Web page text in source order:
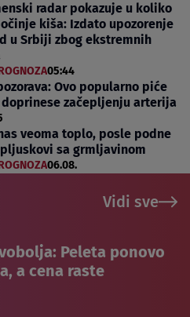
radar pokazuje u koliko
kiša: Izdato upozorenje
u Srbiji zbog ekstremnih
05:44
Ovo popularno piće
začepljenju arterija
veoma toplo, posle podne
sa grmljavinom
06.08.
Vidi sve
Peleta ponovo
a cena raste